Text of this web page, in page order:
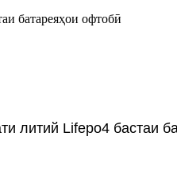
батареяҳои офтобӣ
литий Lifepo4 бастаи